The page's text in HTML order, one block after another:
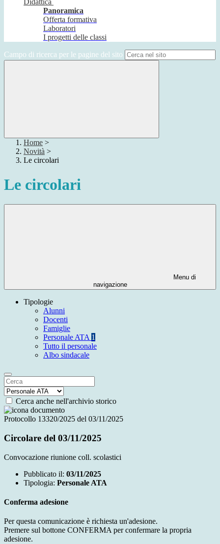
Didattica
Panoramica
Offerta formativa
Laboratori
I progetti delle classi
Campo di ricerca per le pagine del sito
Home >
Novità >
Le circolari
Le circolari
Menu di
navigazione
Tipologie
Alunni
Docenti
Famiglie
Personale ATA 1
Tutto il personale
Albo sindacale
Cerca anche nell'archivio storico
Protocollo 13320/2025 del 03/11/2025
Circolare del 03/11/2025
Convocazione riunione coll. scolastici
Pubblicato il: 03/11/2025
Tipologia: Personale ATA
Conferma adesione
Per questa comunicazione è richiesta un'adesione.
Premere sul bottone CONFERMA per confermare la propria
adesione.